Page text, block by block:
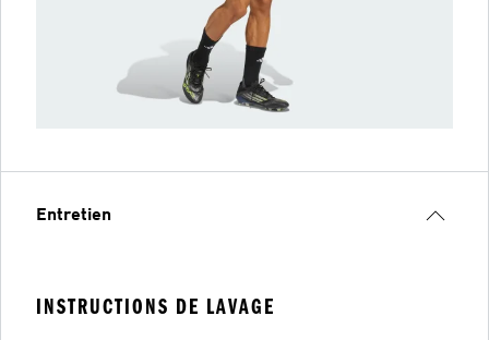
Entretien
INSTRUCTIONS DE LAVAGE